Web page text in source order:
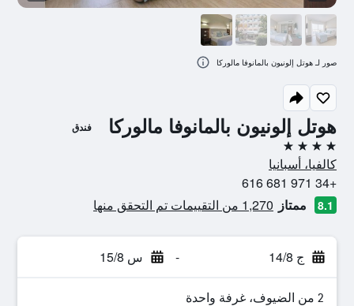
هوتل إلونيون بالمانوفا مالوركا فندق
4 نجوم
كالفيا، أسبانيا
+34 971 681 616
8.1 ممتاز 1,270 من التقييمات تم التحقق منها
ج 14/8 - س 15/8
2 من الضيوف، غرفة واحدة
صور لـ هوتل إلونيون بالمانوفا مالوركا